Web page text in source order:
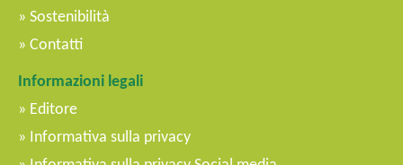
Sostenibilità
Contatti
Informazioni legali
Editore
Informativa sulla privacy